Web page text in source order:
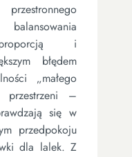
i
błędem
„małego
przestrzeni –
się w
przedpokoju
dla lalek. Z